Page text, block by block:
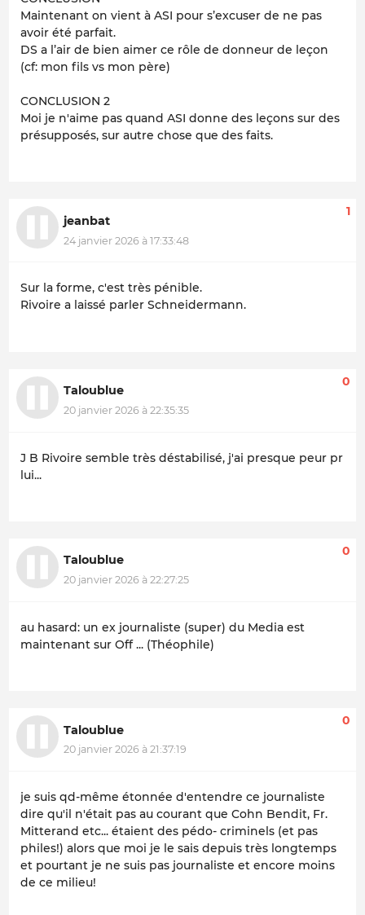
Maintenant on vient à ASI pour s’excuser de ne pas
avoir été parfait.
DS a l’air de bien aimer ce rôle de donneur de leçon
(cf: mon fils vs mon père)
CONCLUSION 2
Moi je n'aime pas quand ASI donne des leçons sur des
présupposés, sur autre chose que des faits.
jeanbat
24 janvier 2026 à 17:33:48
1
Sur la forme, c'est très pénible.
Rivoire a laissé parler Schneidermann.
Taloublue
20 janvier 2026 à 22:35:35
0
J B Rivoire semble très déstabilisé, j'ai presque peur pr
lui...
Taloublue
20 janvier 2026 à 22:27:25
0
au hasard: un ex journaliste (super) du Media est
maintenant sur Off ... (Théophile)
Taloublue
20 janvier 2026 à 21:37:19
0
je suis qd-même étonnée d'entendre ce journaliste
dire qu'il n'était pas au courant que Cohn Bendit, Fr.
Mitterand etc... étaient des pédo- criminels (et pas
philes!) alors que moi je le sais depuis très longtemps
et pourtant je ne suis pas journaliste et encore moins
de ce milieu!